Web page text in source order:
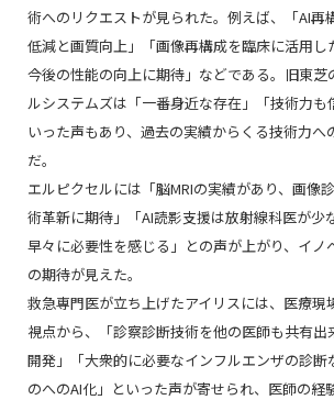
術へのリクエストが見られた。例えば、「AI再
低減と画質向上」「画像再構成を臨床に活用し
今後の性能の向上に期待」などである。旧東芝
ルシステムズは「一番身近な存在」「技術力も
いった声もあり、過去の実績からくる技術力へ
だ。
エルピクセルには「脳MRIの実績があり、画像
術革新に期待」「AI読影支援は放射線科医が少
早々に必要性を感じる」との声が上がり、イノ
の期待が見えた。
救急専門医が立ち上げたアイリスには、医療現
視点から、「診察診断技術を他の医師も共有出
開発」「大衆的に必要なインフルエンザの診断
のへのAI化」といった声が寄せられ、医師の経